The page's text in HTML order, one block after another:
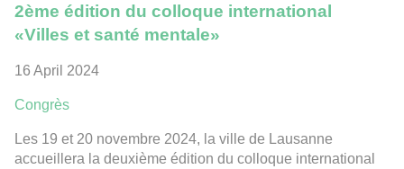
2ème édition du colloque international
«Villes et santé mentale»
16 April 2024
Congrès
Les 19 et 20 novembre 2024, la ville de Lausanne
accueillera la deuxième édition du colloque international